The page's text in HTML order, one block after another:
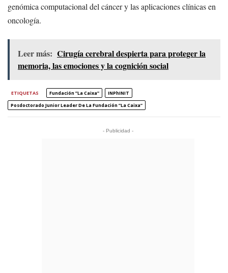
genómica computacional del cáncer y las aplicaciones clínicas en
oncología.
Leer más: Cirugía cerebral despierta para proteger la
memoria, las emociones y la cognición social
ETIQUETAS Fundación ”la Caixa”
INPhINIT
Posdoctorado Junior Leader De La Fundación ”la Caixa”
- Publicidad -